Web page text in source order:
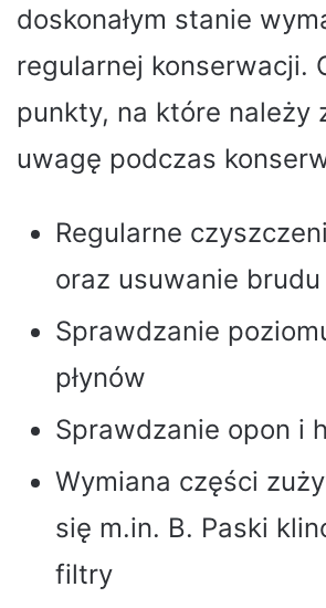
doskonałym stanie
regularnej konserwacji.
punkty, na które należy
uwagę podczas
Regularne
oraz usuwanie
Sprawdzanie
płynów
Sprawdzanie opon i
Wymiana części
się m.in. B. Paski
filtry